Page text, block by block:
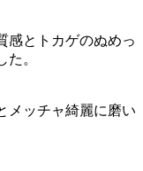
感とトカゲのぬめっ
。
メッチャ綺麗に磨い